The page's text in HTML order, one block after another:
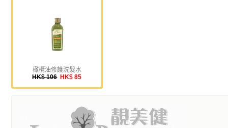
橄欖油修護洗髮水
HK$ 106 HK$ 85